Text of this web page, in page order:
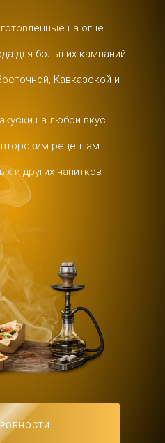
на огне
для больших кампаний
Кавказской и
на любой вкус
рецептам
и других напитков